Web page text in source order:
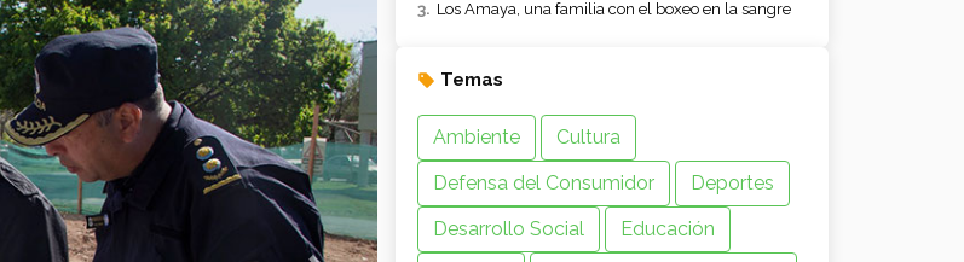
Los Amaya, una familia con el boxeo en la sangre
Temas
Ambiente
Cultura
Defensa del Consumidor
Deportes
Desarrollo Social
Educación